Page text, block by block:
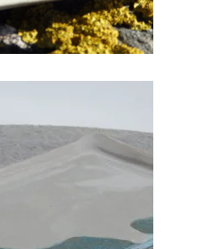
VAAGEN